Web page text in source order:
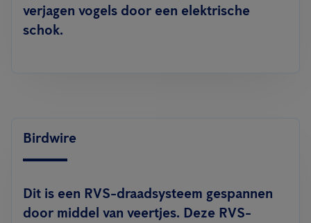
verjagen vogels door een elektrische
schok.
Birdwire
Dit is een RVS-draadsysteem gespannen
door middel van veertjes. Deze RVS-